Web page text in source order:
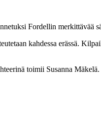
Fordellin merkittävää
kahdessa erässä.
toimii Susanna Mäkelä.